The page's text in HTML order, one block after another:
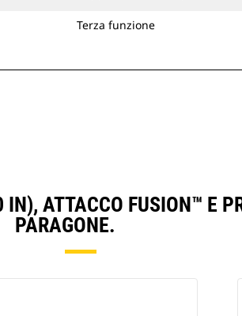
Terza funzione
ATTACCO FUSION™ E
PARAGONE.